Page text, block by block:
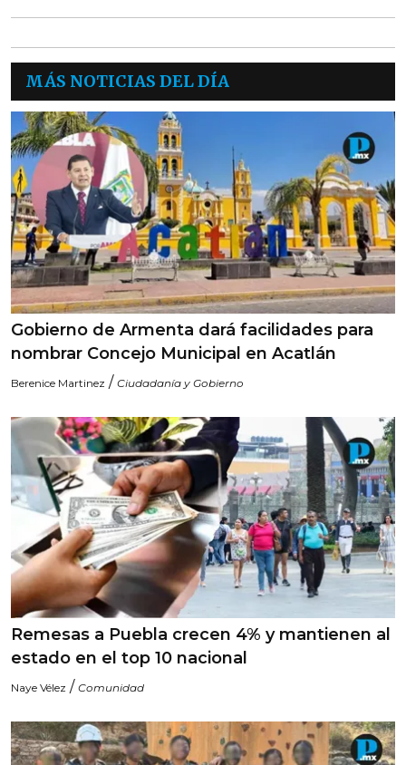
MÁS NOTICIAS DEL DÍA
Gobierno de Armenta dará facilidades para
nombrar Concejo Municipal en Acatlán
Berenice Martinez / Ciudadanía y Gobierno
Remesas a Puebla crecen 4% y mantienen al
estado en el top 10 nacional
Naye Vélez / Comunidad